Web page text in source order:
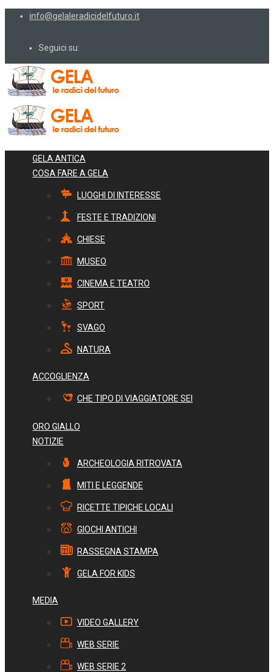
info@gelaleradicidelfuturo.it
Seguici su:
GELA ANTICA
COSA FARE A GELA
LUOGHI DI INTERESSE
FESTE E TRADIZIONI
CHIESE
MUSEO
CINEMA E TEATRO
SPORT
SVAGO
NATURA
ACCOGLIENZA
CHE TIPO DI VIAGGIATORE SEI
ORO GIALLO
NOTIZIE
ARCHEOLOGIA RITROVATA
MITI E LEGGENDE
RICETTE TIPICHE LOCALI
GIOCHI ANTICHI
RASSEGNA STAMPA
GELA FOR KIDS
MEDIA
VIDEO GALLERY
WEB SERIE
WEB SERIE 2